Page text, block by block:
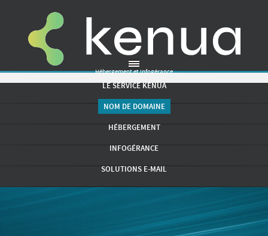
Hébergement et infogérance
LE SERVICE KENUA
NOM DE DOMAINE
HÉBERGEMENT
INFOGÉRANCE
SOLUTIONS E-MAIL